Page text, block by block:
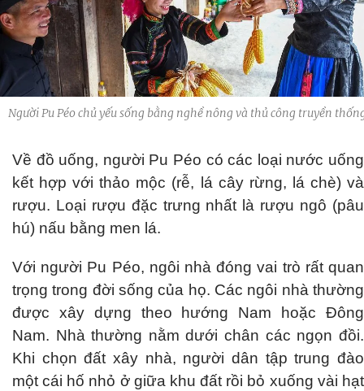
Người Pu Péo chủ yếu sống bằng nghề nông và thủ công truyền
Về đồ uống, người Pu Péo có các loại nước uống
kết hợp với thảo mộc (rễ, lá cây rừng, lá chè) và
rượu. Loại rượu đặc trưng nhất là rượu ngô (pâu
hú) nấu bằng men lá.
Với người Pu Péo, ngôi nhà đóng vai trò rất quan
trọng trong đời sống của họ. Các ngôi nhà thường
được xây dựng theo hướng Nam hoặc Đông
Nam. Nhà thường nằm dưới chân các ngọn đồi.
Khi chọn đất xây nhà, người dân tập trung đào
một cái hố nhỏ ở giữa khu đất rồi bỏ xuống vài hạt